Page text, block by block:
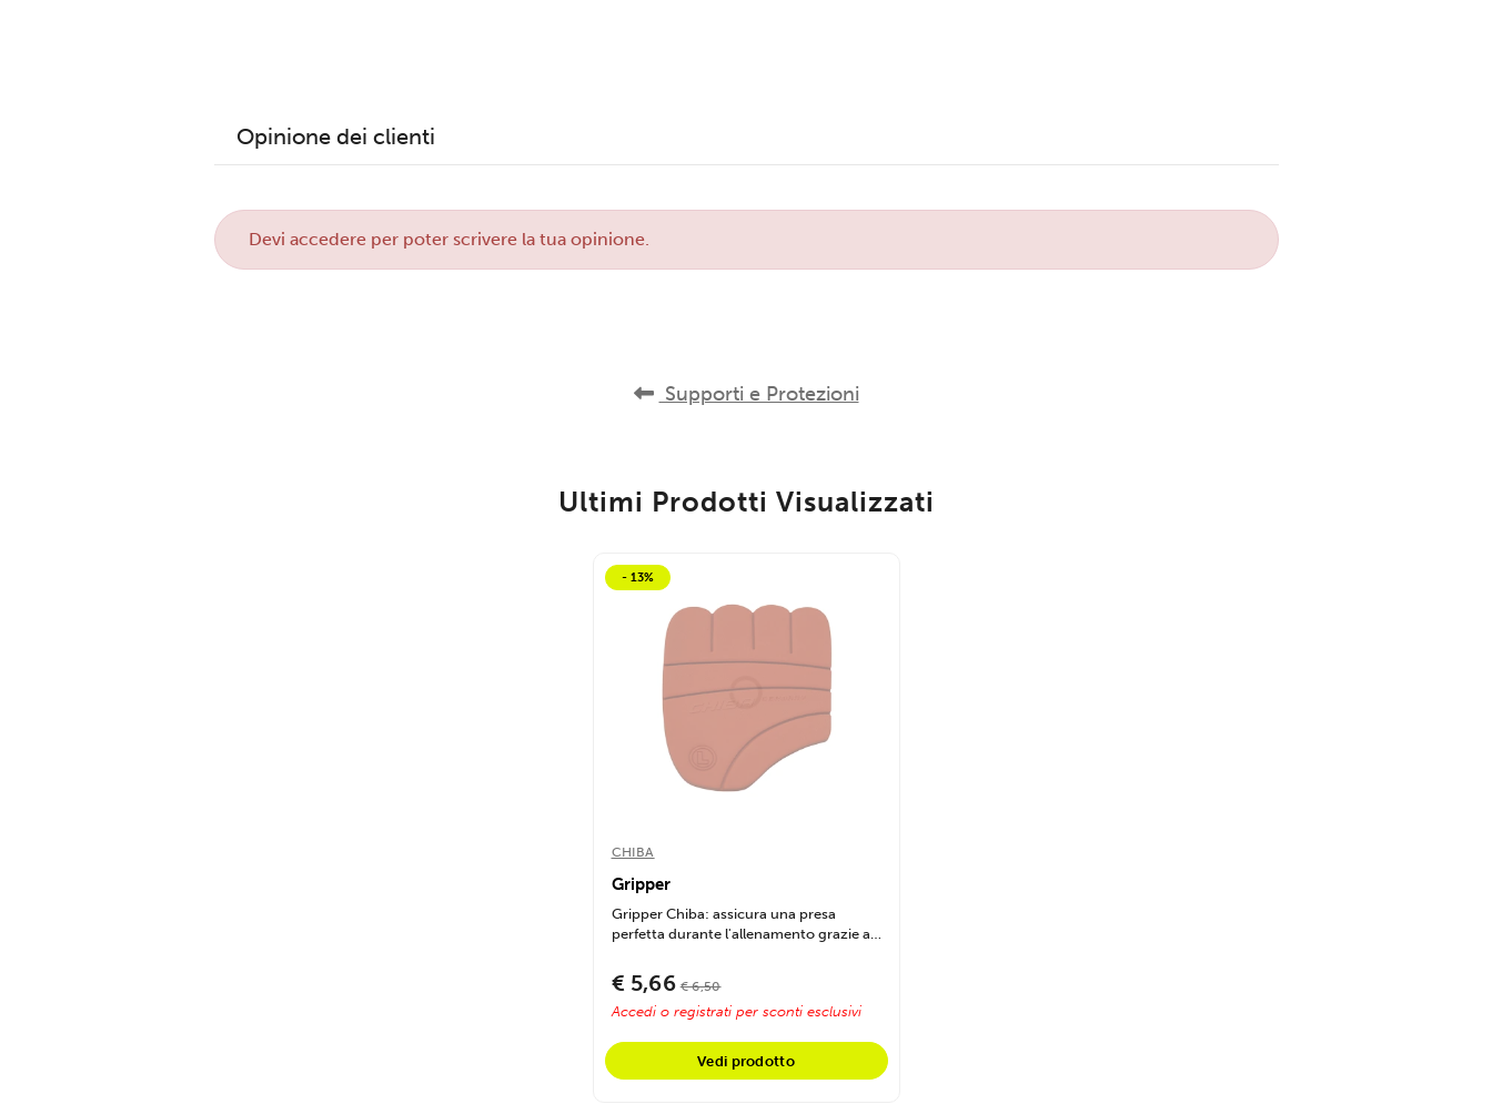
Opinione dei clienti
Devi accedereper poter scrivere la tua opinione.
Supporti e Protezioni
Ultimi Prodotti Visualizzati
- 13%
CHIBA
Gripper
Gripper Chiba: assicura una presa
perfetta durante l'allenamento grazie al
€ 5,66 € 6,50
Accedi o registrati per sconti esclusivi
Vedi prodotto